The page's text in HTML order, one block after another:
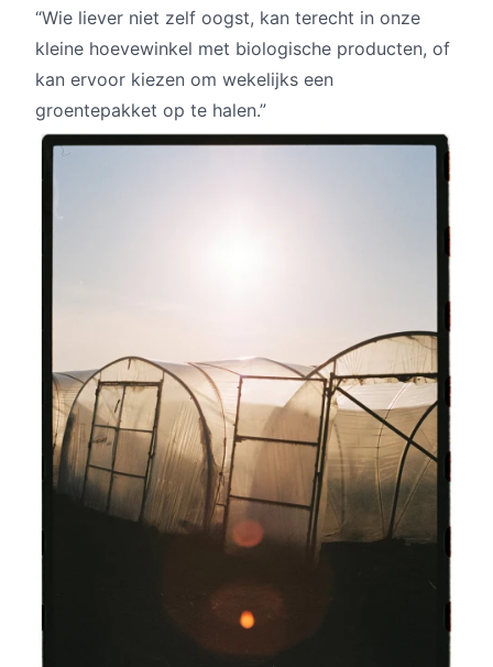
“Wie liever niet zelf oogst, kan terecht in onze
kleine hoevewinkel met biologische producten, of
kan ervoor kiezen om wekelijks een
groentepakket op te halen.”